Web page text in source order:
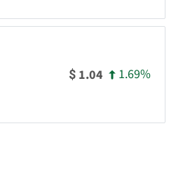
$ 1.04 1.69%